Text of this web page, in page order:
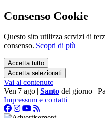
Consenso Cookie
Questo sito utilizza servizi di
consenso. Scopri di più
Accetta tutto
Accetta selezionati
Vai al contenuto
Ven 7 ago | Santo del giorno |
Impressum e contatti |